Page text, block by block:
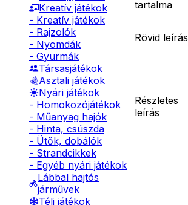
Kreatív játékok
- Kreatív játékok
- Rajzolók
- Nyomdák
- Gyurmák
Társasjátékok
Asztali játékok
Nyári játékok
- Homokozójátékok
- Műanyag hajók
- Hinta, csúszda
- Ütők, dobálók
- Strandcikkek
- Egyéb nyári játékok
Lábbal hajtós
járművek
Téli játékok
tartalma
Rövid leírás
Részletes
leírás